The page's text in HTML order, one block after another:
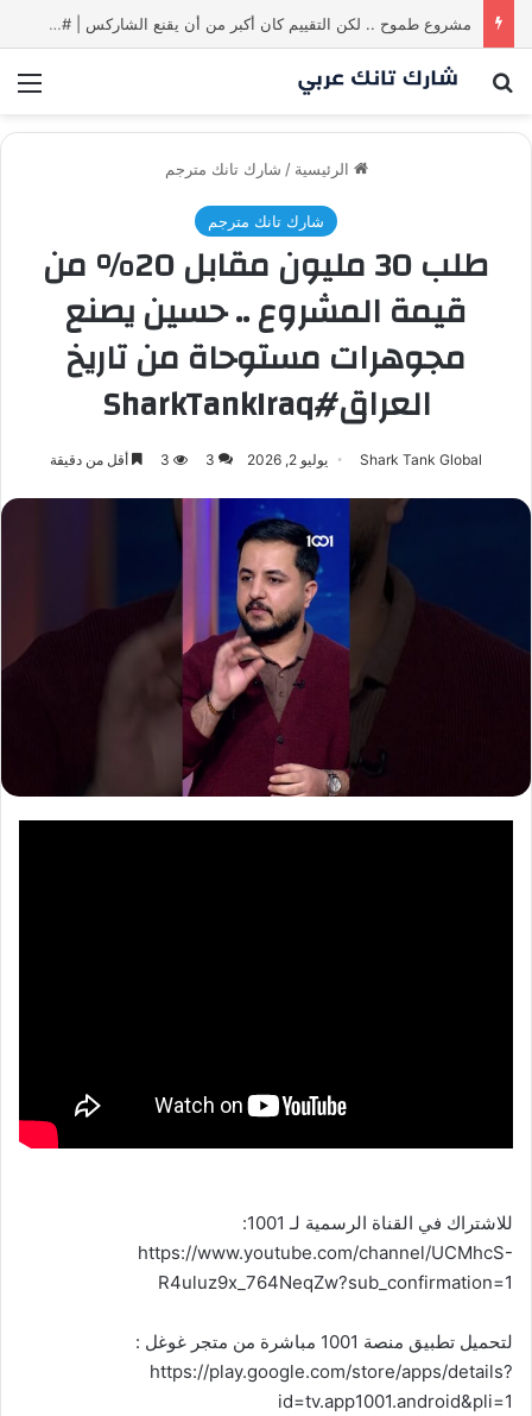
مشروع طموح .. لكن التقييم كان أكبر من أن يقنع الشاركس | #شارك تانك لعراق
بحث عن
الرئيسية / شارك تانك مترجم
شارك تانك مترجم
طلب 30 مليون مقابل 20% من
قيمة المشروع .. حسين يصنع
مجوهرات مستوحاة من تاريخ
العراق#SharkTankIraq
Shark Tank Global يوليو 2, 2026 3
3 أقل من دقيقة
للاشتراك في القناة الرسمية لـ 1001:
https://www.youtube.com/channel/UCMhcS-
R4uluz9x_764NeqZw?sub_confirmation=1
لتحميل تطبيق منصة 1001 مباشرة من متجر غوغل :
https://play.google.com/store/apps/details?
id=tv.app1001.android&pli=1